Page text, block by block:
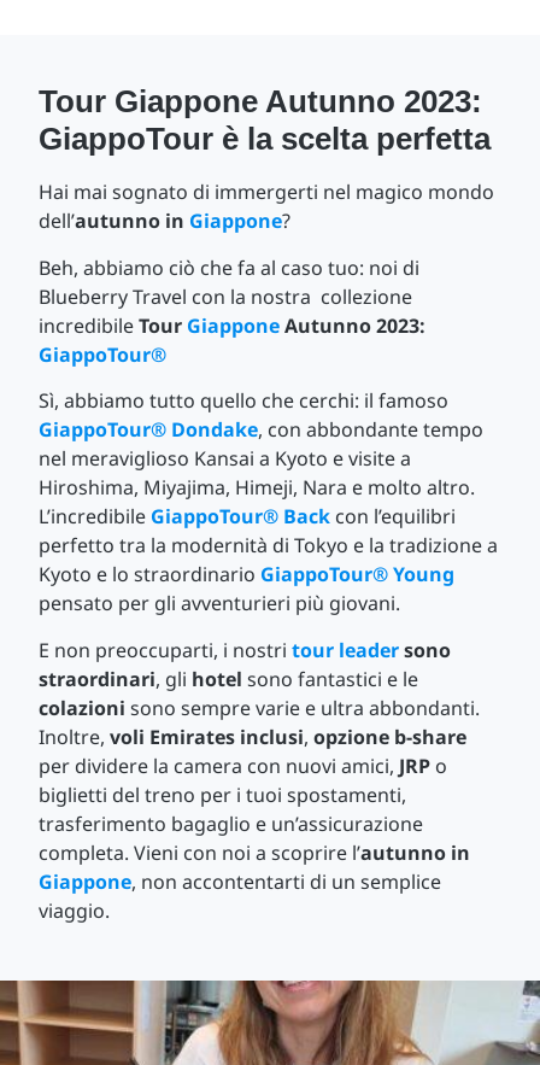
Tour Giappone Autunno 2023:
GiappoTour è la scelta perfetta
Hai mai sognato di immergerti nel magico mondo
dell’autunno in Giappone?
Beh, abbiamo ciò che fa al caso tuo: noi di
Blueberry Travel con la nostra collezione
incredibileTour GiapponeAutunno 2023:
GiappoTour®
Sì, abbiamo tutto quello che cerchi: il famoso
GiappoTour® Dondake, con abbondante tempo
nel meraviglioso Kansai a Kyoto e visite a
Hiroshima, Miyajima, Himeji, Nara e molto altro.
L’incredibile GiappoTour® Back con l’equilibri
perfetto tra la modernità di Tokyo e la tradizione a
Kyoto e lo straordinario GiappoTour® Young
pensato per gli avventurieri più giovani.
E non preoccuparti, i nostri tour leadersono
straordinari, gli hotel sono fantastici e le
colazioni sono sempre varie e ultra abbondanti.
Inoltre, voli Emirates inclusi, opzione b-share
per dividere la camera con nuovi amici, JRP o
biglietti del treno per i tuoi spostamenti,
trasferimento bagaglio e un’assicurazione
completa. Vieni con noi a scoprire l’autunno in
Giappone, non accontentarti di un semplice
viaggio.